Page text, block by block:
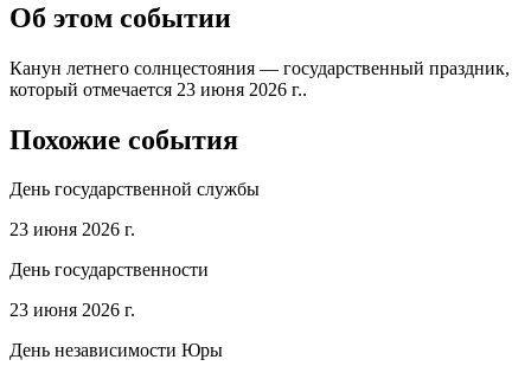
Об этом событии
Канун летнего солнцестояния — государственный праздник,
который отмечается 23 июня 2026 г..
Похожие события
День государственной службы
23 июня 2026 г.
День государственности
23 июня 2026 г.
День независимости Юры